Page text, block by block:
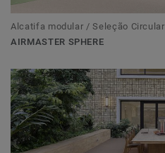
Alcatifa modular / Seleção Circular
AIRMASTER SPHERE